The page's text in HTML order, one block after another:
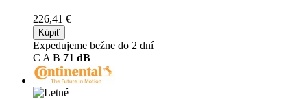
226,41 €
Kúpiť
Expedujeme bežne do 2 dní
C A B 71 dB